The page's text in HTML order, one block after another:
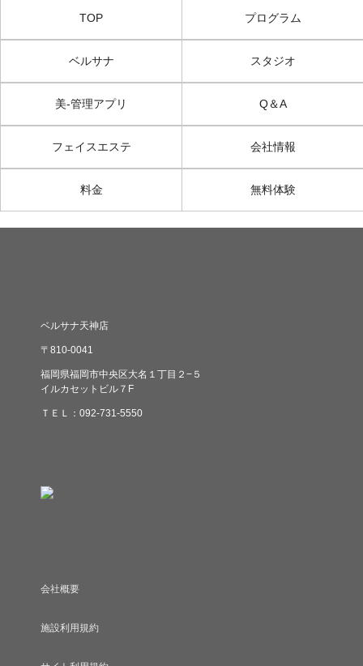
TOP プログラム
ベルサナ スタジオ
美-管理アプリ Q＆A
フェイスエステ 会社情報
料金 無料体験
ベルサナ天神店
〒810-0041
福岡県福岡市中央区大名１丁目２−５
イルカセットビル７F
ＴＥＬ：092-731-5550
会社概要
施設利用規約